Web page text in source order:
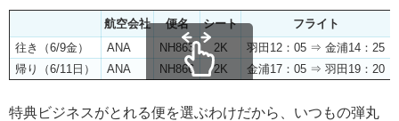
航空会社 便名 シート
フライト
往き（6/9金）
ANA NH863 2K
羽田12：05 ⇒ 金浦14：25
帰り（6/11日）
ANA NH866 2K 金浦17：05 ⇒ 羽田19：20
特典ビジネスがとれる便を選ぶわけだから、いつもの弾丸